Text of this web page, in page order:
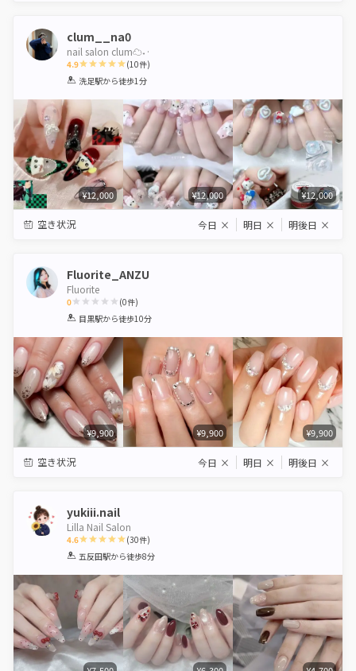
clum__na0
nail salon clum☁️˖·
4.9
1 2 3 4 5
(10件)
洗足駅から徒歩1分
¥12,000 ¥12,000 ¥12,000
空き状況 今日 × 明日 × 明後日 ×
Fluorite_ANZU
Fluorite
0
1 2 3 4 5
(0件)
目黒駅から徒歩10分
¥9,900 ¥9,900 ¥9,900
空き状況 今日 × 明日 × 明後日 ×
yukiii.nail
Lilla Nail Salon
4.6
1 2 3 4 5
(30件)
五反田駅から徒歩8分